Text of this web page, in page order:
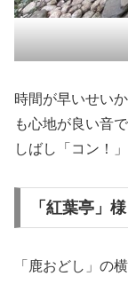
時間が早いせい
も心地が良い音
しばし「コン！
「紅葉亭」
「鹿おどし」の